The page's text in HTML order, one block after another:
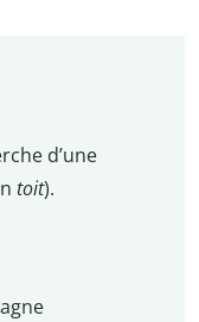
d’une
toit).